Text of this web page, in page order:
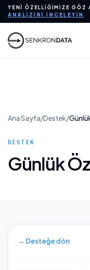
YENI ÖZELLIĞIMIZE GÖZ
ANALIZINI İNCELEYIN
PLATFORM
YAPAY ZEKA İÇIN VERI
Ana Sayfa/Destek/
DESTEK
Günlük
← Desteğe dön